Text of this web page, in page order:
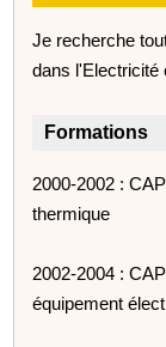
Je recherche
dans l'Electricité
Formations
2000-2002 :
thermique
2002-2004 :
équipement